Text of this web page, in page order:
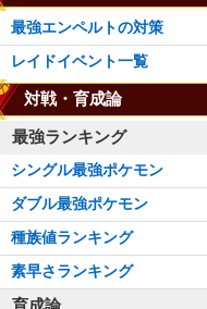
最強エンペルトの対策
レイドイベント一覧
対戦・育成論
最強ランキング
シングル最強ポケモン
ダブル最強ポケモン
種族値ランキング
素早さランキング
育成論